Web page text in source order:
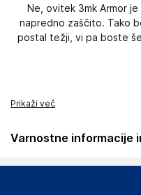
Ne, ovitek 3mk Armor
napredno zaščito. Tako
postal težji, vi pa boste
Prikaži več
Varnostne informacije
Podatki o proizvajalcu